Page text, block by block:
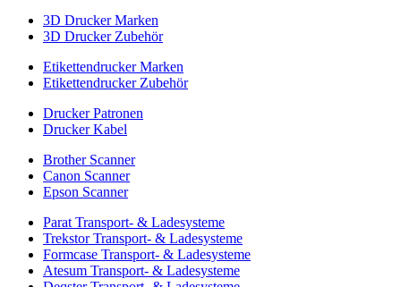
3D Drucker Marken
3D Drucker Zubehör
Etikettendrucker Marken
Etikettendrucker Zubehör
Drucker Patronen
Drucker Kabel
Brother Scanner
Canon Scanner
Epson Scanner
Parat Transport- & Ladesysteme
Trekstor Transport- & Ladesysteme
Formcase Transport- & Ladesysteme
Atesum Transport- & Ladesysteme